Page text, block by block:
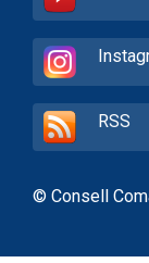
RSS
© Consell